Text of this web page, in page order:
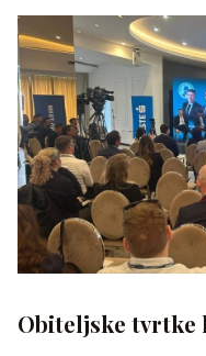
Obiteljske tvrtke